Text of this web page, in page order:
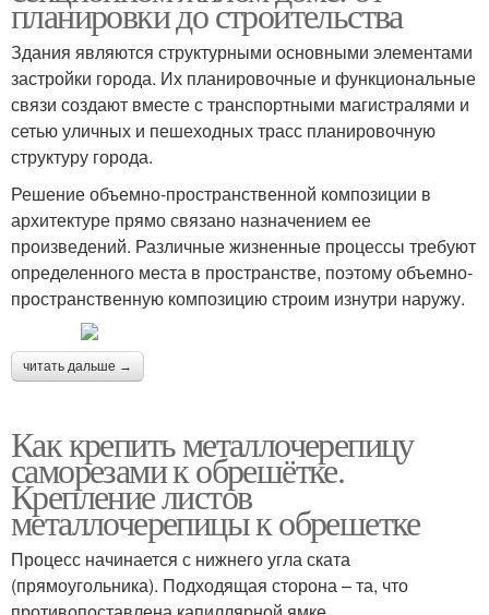
планировки до строительства
Здания являются структурными основными элементами
застройки города. Их планировочные и функциональные
связи создают вместе с транспортными магистралями и
сетью уличных и пешеходных трасс планировочную
структуру города.
Решение объемно-пространственной композиции в
архитектуре прямо связано назначением ее
произведений. Различные жизненные процессы требуют
определенного места в пространстве, поэтому объемно-
пространственную композицию строим изнутри наружу.
читать дальше →
Как крепить металлочерепицу
саморезами к обрешётке.
Крепление листов
металлочерепицы к обрешетке
Процесс начинается с нижнего угла ската
(прямоугольника). Подходящая сторона – та, что